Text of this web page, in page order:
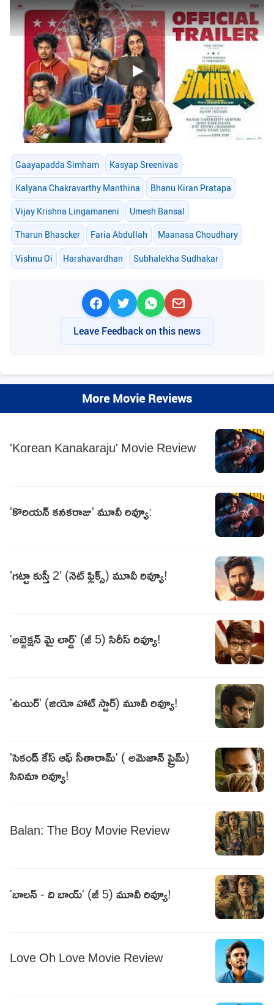
Play
Gaayapadda Simham Kasyap Sreenivas
Kalyana Chakravarthy Manthina Bhanu Kiran Pratapa
Vijay Krishna Lingamaneni Umesh Bansal
Tharun Bhascker Faria Abdullah Maanasa Choudhary
Vishnu Oi Harshavardhan Subhalekha Sudhakar
Leave Feedback on this news
More Movie Reviews
'Korean Kanakaraju' Movie Review
'కొరియన్‌ కనకరాజు' మూవీ రివ్యూ:
'గట్టా కుస్తీ 2' (నెట్ ఫ్లిక్స్) మూవీ రివ్యూ!
'అబ్జెక్షన్ మై లార్డ్' (జీ 5) సిరీస్ రివ్యూ!
'ఉయిర్' (జియో హాట్ స్టార్) మూవీ రివ్యూ!
'సెకండ్ కేస్ ఆఫ్ సీతారామ్' ( అమెజాన్ ప్రైమ్)
సినిమా రివ్యూ!
Balan: The Boy Movie Review
'బాలన్ - ది బాయ్' (జీ 5) మూవీ రివ్యూ!
Love Oh Love Movie Review